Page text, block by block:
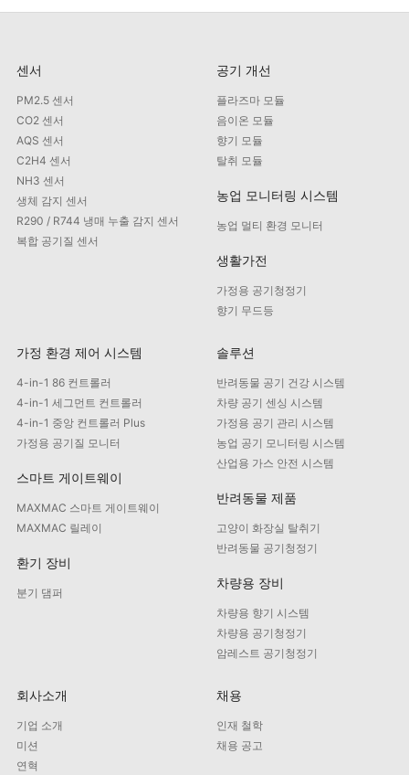
센서
PM2.5 센서
CO2 센서
AQS 센서
C2H4 센서
NH3 센서
생체 감지 센서
R290 / R744 냉매 누출 감지 센서
복합 공기질 센서
공기 개선
플라즈마 모듈
음이온 모듈
향기 모듈
탈취 모듈
농업 모니터링 시스템
농업 멀티 환경 모니터
생활가전
가정용 공기청정기
향기 무드등
가정 환경 제어 시스템
4-in-1 86 컨트롤러
4-in-1 세그먼트 컨트롤러
4-in-1 중앙 컨트롤러 Plus
가정용 공기질 모니터
스마트 게이트웨이
MAXMAC 스마트 게이트웨이
MAXMAC 릴레이
환기 장비
분기 댐퍼
솔루션
반려동물 공기 건강 시스템
차량 공기 센싱 시스템
가정용 공기 관리 시스템
농업 공기 모니터링 시스템
산업용 가스 안전 시스템
반려동물 제품
고양이 화장실 탈취기
반려동물 공기청정기
차량용 장비
차량용 향기 시스템
차량용 공기청정기
암레스트 공기청정기
회사소개
기업 소개
미션
연혁
채용
인재 철학
채용 공고